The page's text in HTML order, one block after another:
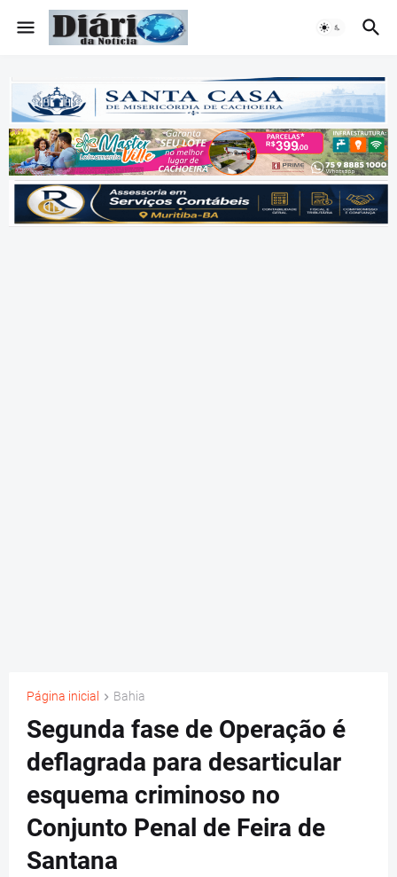
Página inicial Bahia
Segunda fase de Operação é
deflagrada para desarticular
esquema criminoso no
Conjunto Penal de Feira de
Santana